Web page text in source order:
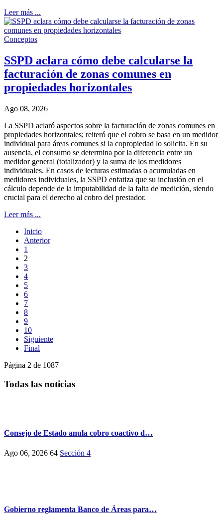
Leer más ...
Conceptos
SSPD aclara cómo debe calcularse la
facturación de zonas comunes en
propiedades horizontales
Ago 08, 2026
La SSPD aclaró aspectos sobre la facturación de zonas comunes en
propiedades horizontales; reiteró que el cobro se basa en un medidor
individual para áreas comunes si la copropiedad lo solicita. En su
ausencia, el consumo se determina por la diferencia entre un
medidor general (totalizador) y la suma de los medidores
individuales. En casos de lecturas estimadas o acumuladas en
medidores individuales, la SSPD enfatiza que su inclusión en el
cálculo depende de la imputabilidad de la falta de medición, siendo
crucial para el derecho al cobro del prestador.
Leer más ...
Inicio
Anterior
1
2
3
4
5
6
7
8
9
10
Siguiente
Final
Página 2 de 1087
Todas las noticias
Consejo de Estado anula cobro coactivo d…
Ago 06, 2026 64 Sección 4
Gobierno reglamenta Banco de Áreas para…